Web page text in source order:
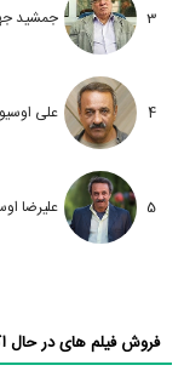
3 جمشید
4 علی
5 علیرضا
فروش فیلم های در حال